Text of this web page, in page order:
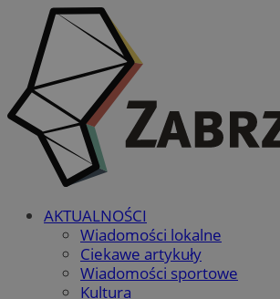
AKTUALNOŚCI
Wiadomości lokalne
Ciekawe artykuły
Wiadomości sportowe
Kultura